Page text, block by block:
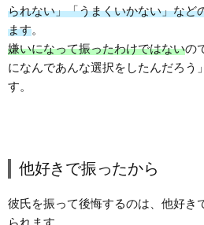
られない」「うまくいかない」など
ます。
嫌いになって振ったわけではないの
になんであんな選択をしたんだろう
す。
他好きで振ったから
彼氏を振って後悔するのは、他好き
られます。